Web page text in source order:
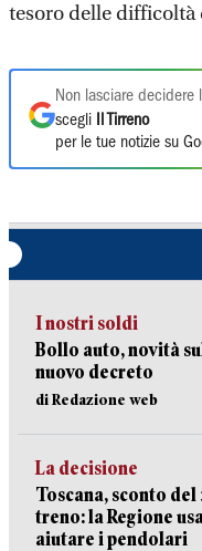
tesoro delle difficoltà
Non lasciare decidere
scegli
Il Tirreno
per le tue notizie su
I nostri soldi
Bollo auto, novità
nuovo decreto
di Redazione web
La decisione
Toscana, sconto
treno: la Regione
aiutare i pendolari